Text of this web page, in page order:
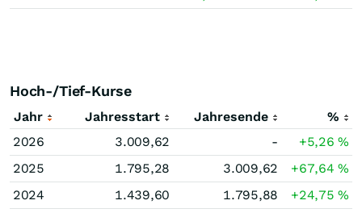
Hoch-/Tief-Kurse
Jahr Jahresstart Jahresende
%
2026
3.009,62 - +5,26%
2025
1.795,28 3.009,62 +67,64%
2024
1.439,60 1.795,88 +24,75%